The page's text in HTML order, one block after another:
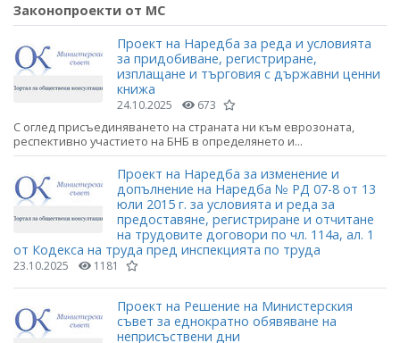
Законопроекти от МС
Проект на Наредба за реда и условията
за придобиване, регистриране,
изплащане и търговия с държавни ценни
книжа
24.10.2025 673
С оглед присъединяването на страната ни към еврозоната,
респективно участието на БНБ в определянето и...
Проект на Наредба за изменение и
допълнение на Наредба № РД 07-8 от 13
юли 2015 г. за условията и реда за
предоставяне, регистриране и отчитане
на трудовите договори по чл. 114а, ал. 1
от Кодекса на труда пред инспекцията по труда
23.10.2025 1181
Проект на Решение на Министерския
съвет за еднократно обявяване на
неприсъствени дни